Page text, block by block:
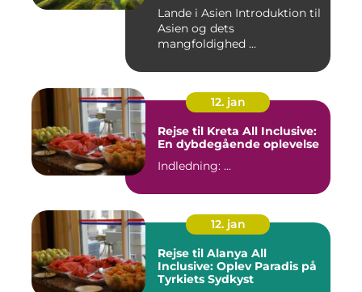
Lande i Asien Introduktion til
Asien og dets
mangfoldighed ...
12. jan
Rejse til Kreta All Inclusive:
En dybdegående oplevelse
Indledning: ...
12. jan
Rejse til Alanya All
Inclusive: Oplev Paradis på
Tyrkiets Sydkyst